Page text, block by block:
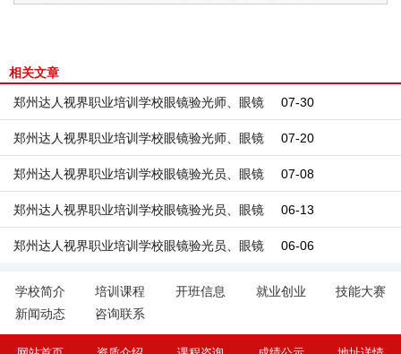
相关文章
07-30
郑州达人视界职业培训学校眼镜验光师、眼镜
定配工 职业技能等级评价考试成绩公示 07-20
郑州达人视界职业培训学校眼镜验光师、眼镜
定配工 职业技能等级评价考试成绩公示 07-08
郑州达人视界职业培训学校眼镜验光员、眼镜
定配工 职业技能等级评价考试成绩公示 06-13
郑州达人视界职业培训学校眼镜验光员、眼镜
定配工 职业技能等级评价考试成绩公示 06-06
郑州达人视界职业培训学校眼镜验光员、眼镜
学校简介 培训课程 开班信息 就业创业
技能大赛
新闻动态
咨询联系